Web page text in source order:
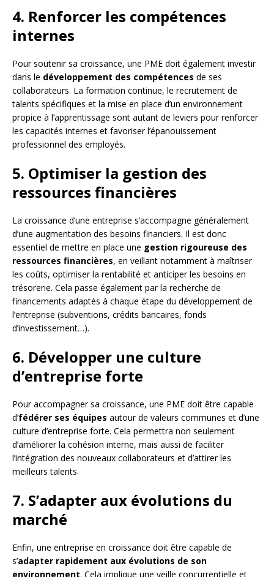
4. Renforcer les compétences
internes
Pour soutenir sa croissance, une PME doit également investir
dans le développement des compétences de ses
collaborateurs. La formation continue, le recrutement de
talents spécifiques et la mise en place d’un environnement
propice à l’apprentissage sont autant de leviers pour renforcer
les capacités internes et favoriser l’épanouissement
professionnel des employés.
5. Optimiser la gestion des
ressources financières
La croissance d’une entreprise s’accompagne généralement
d’une augmentation des besoins financiers. Il est donc
essentiel de mettre en place une gestion rigoureuse des
ressources financières, en veillant notamment à maîtriser
les coûts, optimiser la rentabilité et anticiper les besoins en
trésorerie. Cela passe également par la recherche de
financements adaptés à chaque étape du développement de
l’entreprise (subventions, crédits bancaires, fonds
d’investissement…).
6. Développer une culture
d’entreprise forte
Pour accompagner sa croissance, une PME doit être capable
d’fédérer ses équipes autour de valeurs communes et d’une
culture d’entreprise forte. Cela permettra non seulement
d’améliorer la cohésion interne, mais aussi de faciliter
l’intégration des nouveaux collaborateurs et d’attirer les
meilleurs talents.
7. S’adapter aux évolutions du
marché
Enfin, une entreprise en croissance doit être capable de
s’adapter rapidement aux évolutions de son
environnement. Cela implique une veille concurrentielle et